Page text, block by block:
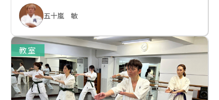
五十嵐 敏
教室